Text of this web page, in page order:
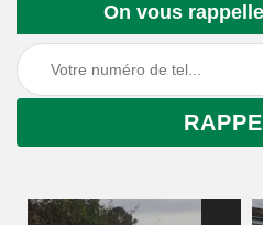
On vous